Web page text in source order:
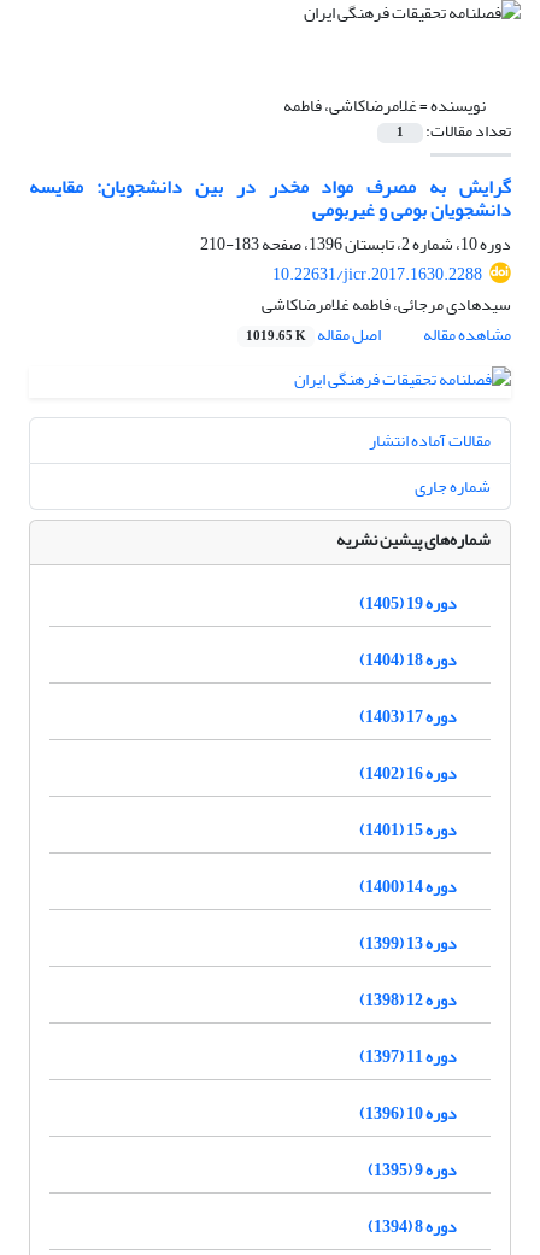
نویسنده =غلامرضاکاشی، فاطمه
تعداد مقالات: 1
گرایش به مصرف مواد مخدر در بین دانشجویان: مقایسه
دانشجویان بومی و غیربومی
دوره 10، شماره 2، تابستان 1396، صفحه
183-210
10.22631/jicr.2017.1630.2288
سیدهادی مرجائی، فاطمه غلامرضاکاشی
مشاهده مقاله
اصل مقاله 1019.65 K
مقالات آماده انتشار
شماره جاری
شماره‌های پیشین نشریه
دوره 19 (1405)
دوره 18 (1404)
دوره 17 (1403)
دوره 16 (1402)
دوره 15 (1401)
دوره 14 (1400)
دوره 13 (1399)
دوره 12 (1398)
دوره 11 (1397)
دوره 10 (1396)
دوره 9 (1395)
دوره 8 (1394)